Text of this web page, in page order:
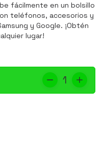
fácilmente en un bolsillo
teléfonos, accesorios y
y Google. ¡Obtén
lugar!
1